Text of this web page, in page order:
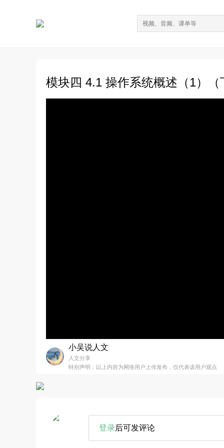
模块四 4.1 操作系统概述（1）（
小吴说人文
人文分享
特别声明：以上内容为网络用户上传发布，仅代表该用户观点
登录后可发评论